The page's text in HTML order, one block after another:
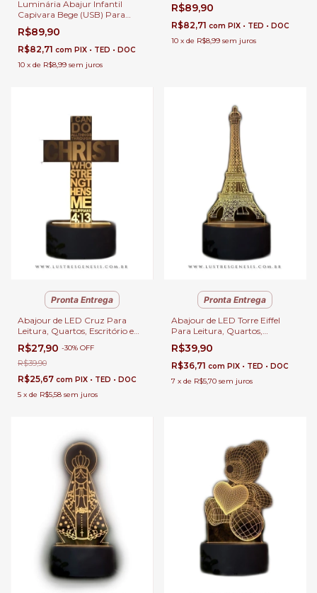
Luminária Abajur Infantil
Capivara Bege (USB) Para
Cabeceira, Escrivaninhas e
Presentes | Incluso Apontador |
3 Iluminações
R$89,90
R$82,71 com PIX • TED • DOC
10 x de R$8,99 sem juros
Presentes | Incluso Apontador |
3 Iluminações
R$89,90
R$82,71 com PIX • TED • DOC
10 x de R$8,99 sem juros
Pronta Entrega
Abajour de LED Cruz Para
Leitura, Quartos, Escritório e
Escrivaninhas
R$27,90 -30% OFF
R$39,90
R$25,67 com PIX • TED • DOC
5 x de R$5,58 sem juros
Pronta Entrega
Abajour de LED Torre Eiffel
Para Leitura, Quartos,
Escritório e Escrivaninhas
R$39,90
R$36,71 com PIX • TED • DOC
7 x de R$5,70 sem juros